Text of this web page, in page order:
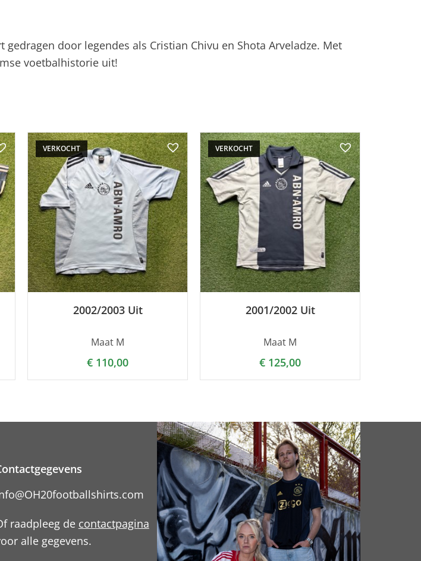
door legendes als Cristian Chivu en Shota Arveladze. Met
voetbalhistorie uit!
VERKOCHT
2002/2003 Uit
Maat M
€ 110,00
VERKOCHT
2001/2002 Uit
Maat M
€ 125,00
raadpleeg de contactpagina
alle gegevens.